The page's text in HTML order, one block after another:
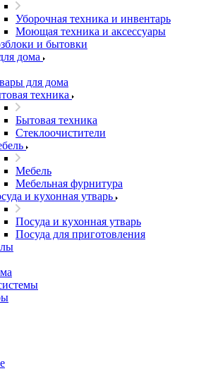
Уборочная техника и инвентарь
Моющая техника и аксессуары
и бытовки
дома
для дома
техника
Бытовая техника
Стеклоочистители
Мебель
Мебельная фурнитура
и кухонная утварь
Посуда и кухонная утварь
Посуда для приготовления